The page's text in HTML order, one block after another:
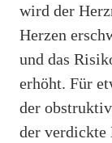
wird der
Herzen
und das
erhöht. Für
der
der verdickte